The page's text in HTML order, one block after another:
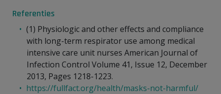
Referenties
(1) Physiologic and other effects and compliance
with long-term respirator use among medical
intensive care unit nurses American Journal of
Infection Control Volume 41, Issue 12, December
2013, Pages 1218-1223.
https://fullfact.org/health/masks-not-harmful/